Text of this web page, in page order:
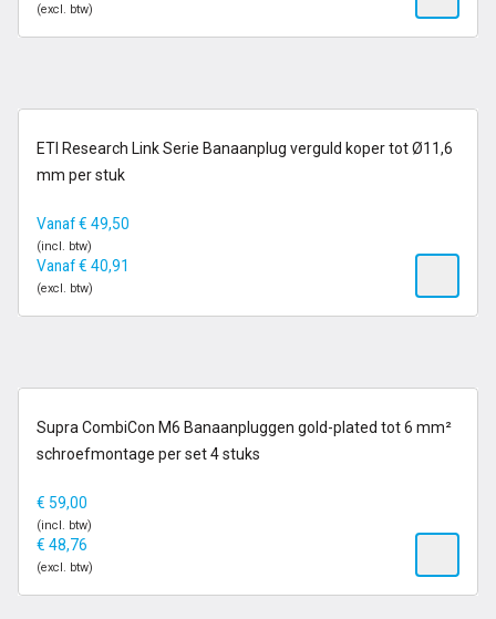
(excl. btw)
ETI Research Link Serie Banaanplug verguld koper tot Ø11,6
mm per stuk
Vanaf€ 49,50
(incl. btw)
Vanaf€ 40,91
(excl. btw)
Supra CombiCon M6 Banaanpluggen gold-plated tot 6 mm²
schroefmontage per set 4 stuks
€ 59,00
(incl. btw)
€ 48,76
(excl. btw)